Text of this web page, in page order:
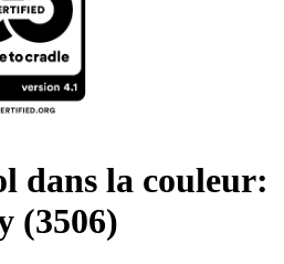
dans la couleur:
(3506)